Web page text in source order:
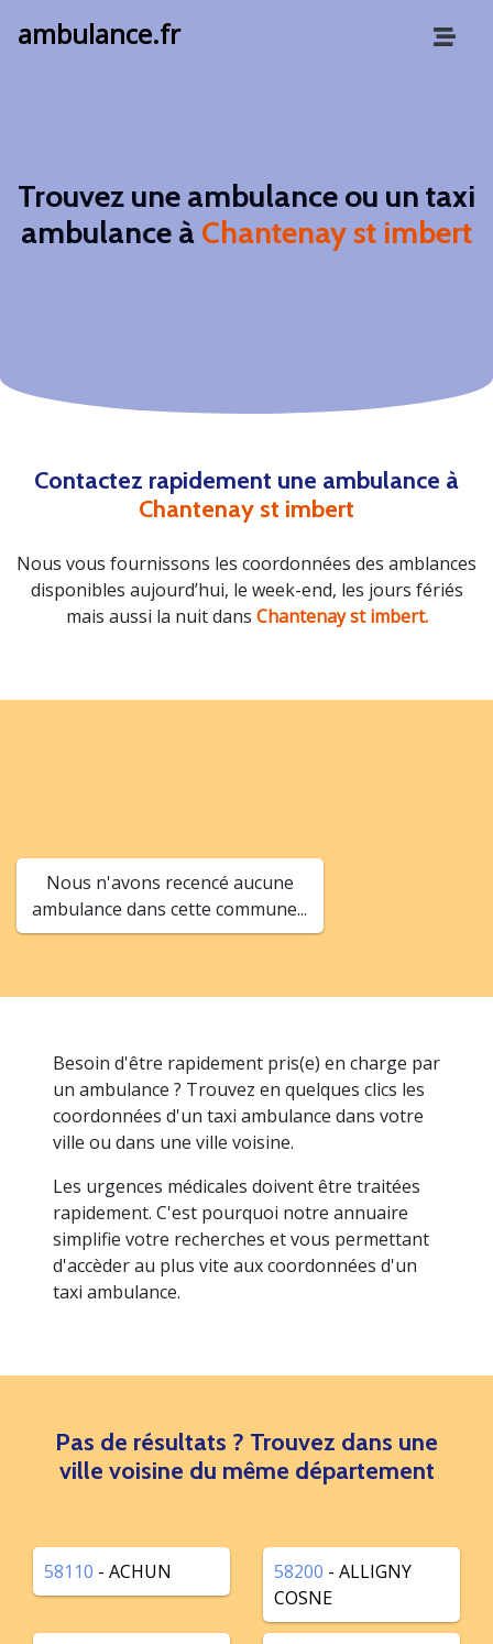
ambulance.fr
Trouvez une ambulance ou un taxi
ambulance à Chantenay st imbert
Contactez rapidement une ambulance à
Chantenay st imbert
Nous vous fournissons les coordonnées des amblances
disponibles aujourd’hui, le week-end, les jours fériés
mais aussi la nuit dans Chantenay st imbert.
Nous n'avons recencé aucune
ambulance dans cette commune...
Besoin d'être rapidement pris(e) en charge par
un ambulance ? Trouvez en quelques clics les
coordonnées d'un taxi ambulance dans votre
ville ou dans une ville voisine.
Les urgences médicales doivent être traitées
rapidement. C'est pourquoi notre annuaire
simplifie votre recherches et vous permettant
d'accèder au plus vite aux coordonnées d'un
taxi ambulance.
Pas de résultats ? Trouvez dans une
ville voisine du même département
58110 - ACHUN 58200 - ALLIGNY
COSNE